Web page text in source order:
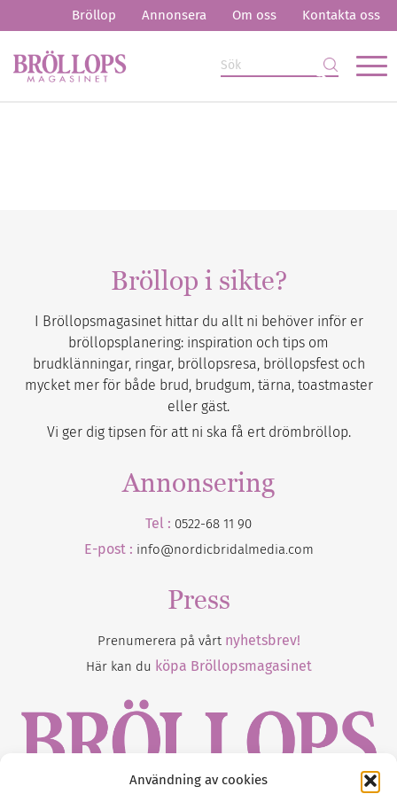
Användning av cookies
Bröllop Annonsera Om oss Kontakta oss
Bröllop i sikte?
I Bröllopsmagasinet hittar du allt ni behöver inför er
bröllopsplanering: inspiration och tips om
brudklänningar, ringar, bröllopsresa, bröllopsfest och
mycket mer för både brud, brudgum, tärna, toastmaster
eller gäst.
Vi ger dig tipsen för att ni ska få ert drömbröllop.
Annonsering
Tel : 0522-68 11 90
E-post : info@nordicbridalmedia.com
Press
Prenumerera på vårt nyhetsbrev!
Här kan du köpa Bröllopsmagasinet